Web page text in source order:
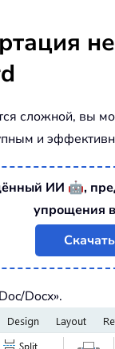
сложной, вы
и
ИИ 🤖,
упрощения
Docx».